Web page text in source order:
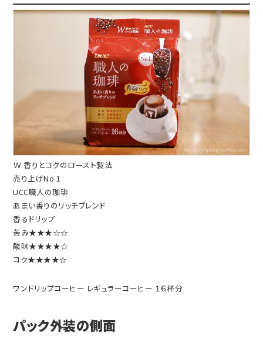
Ｗ 香りとコクのロースト製法
売り上げNo.1
UCC職人の珈琲
あまい香りのリッチブレンド
香るドリップ
苦み★★★☆☆
酸味★★★★☆
コク★★★★☆
ワンドリップコーヒー レギュラーコーヒー １６杯分
パック外装の側面